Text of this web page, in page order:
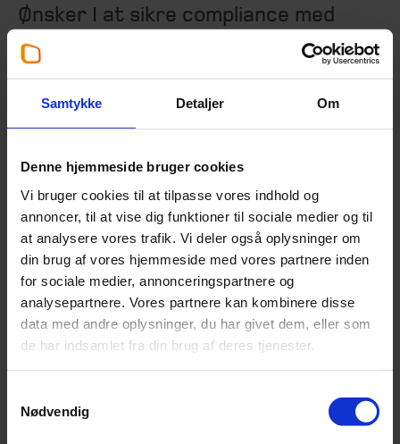
Samtykke Detaljer Om
Denne hjemmeside bruger cookies
Vi bruger cookies til at tilpasse vores indhold og
annoncer, til at vise dig funktioner til sociale medier og til
at analysere vores trafik. Vi deler også oplysninger om
din brug af vores hjemmeside med vores partnere inden
for sociale medier, annonceringspartnere og
analysepartnere. Vores partnere kan kombinere disse
data med andre oplysninger, du har givet dem, eller som
de har indsamlet fra din brug af deres tjenester.
Nødvendig
Ønsker I at sikre compliance med
SBTi?
rådgivning og support, så jeres virksomhed kan udvikle
ansøgningsprocessen til SBTi.
Kontakt osfor at få mere at vide om, hvordan vi kan
assistere jer med SBTi-rapportering og forbedre jeres
bæredygtighedsprofil.
Kontakt os
Har du spørgsmål, så kontakt os endelig for en